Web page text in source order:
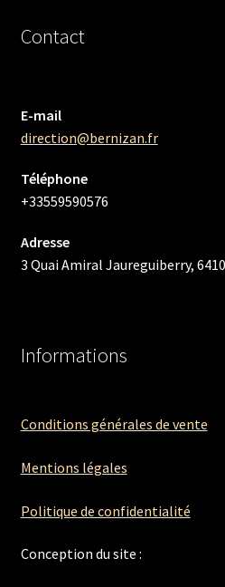
Contact
E-mail
direction@bernizan.fr
Téléphone
+33559590576
Adresse
3 Quai Amiral Jaureguiberry,
Informations
Conditions générales de vente
Mentions légales
Politique de confidentialité
Conception du site :